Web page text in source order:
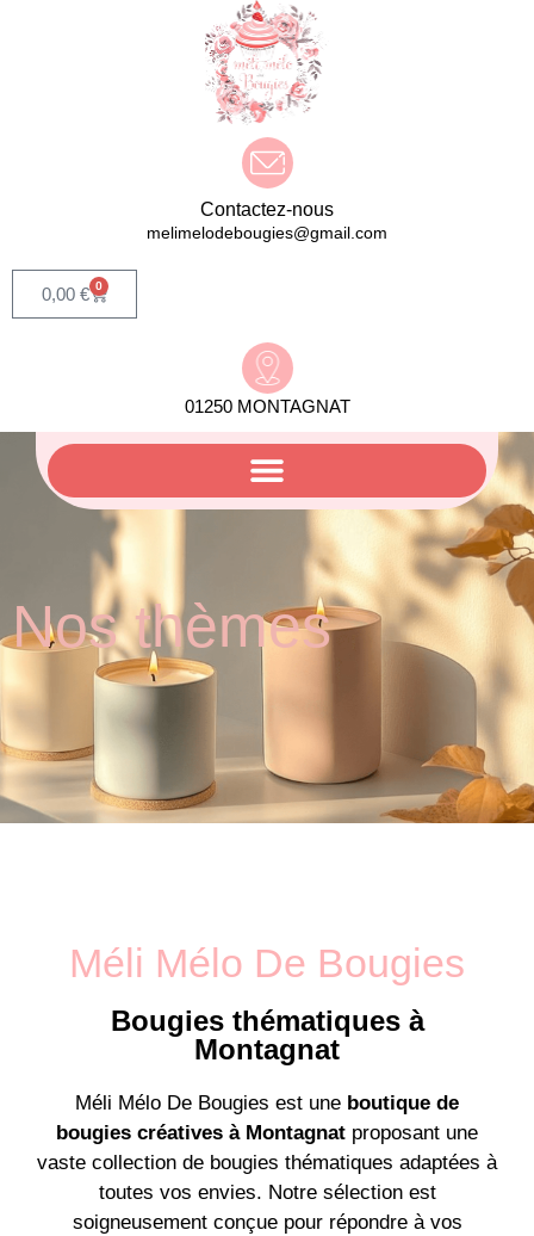
Contactez-nous
melimelodebougies@gmail.com
01250 MONTAGNAT
0,00 € 0
Nos thèmes
Méli Mélo De Bougies
Bougies thématiques à
Montagnat
Méli Mélo De Bougies est une boutique de
bougies créatives à Montagnat proposant une
vaste collection de bougies thématiques adaptées à
toutes vos envies. Notre sélection est
soigneusement conçue pour répondre à vos